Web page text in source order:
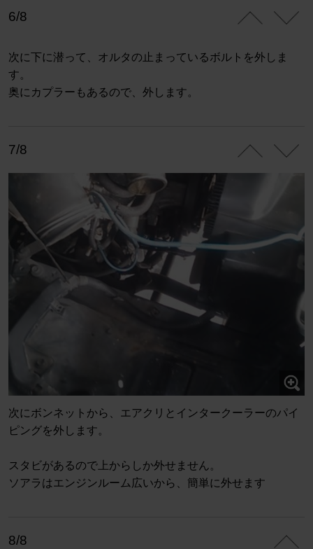
6/8
次に下に潜って、オルタの止まっているボルトを外しま
す。
奥にカプラーもあるので、外します。
7/8
次にボンネットから、エアクリとインタークーラーのパイ
ピングを外します。
スタビがあるので上からしか外せません。
ソアラはエンジンルーム広いから、簡単に外せます
8/8